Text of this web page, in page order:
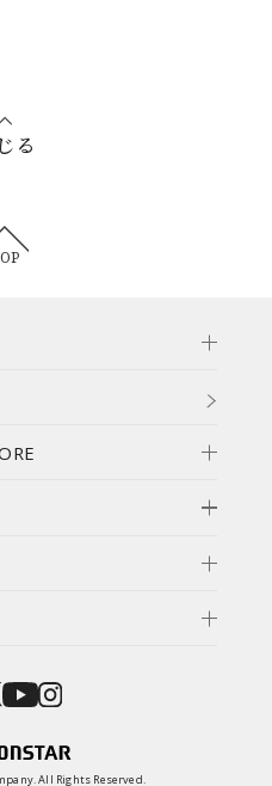
る
All Rights Reserved.